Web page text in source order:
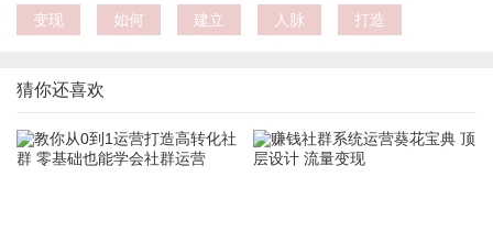
变现 如何 建立 人脉 打造
猜你还喜欢